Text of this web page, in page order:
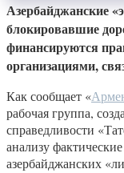
Азербайджанские
блокировавшие
финансируются
организациями,
Как сообщает «
рабочая группа,
справедливости
анализу
азербайджанских